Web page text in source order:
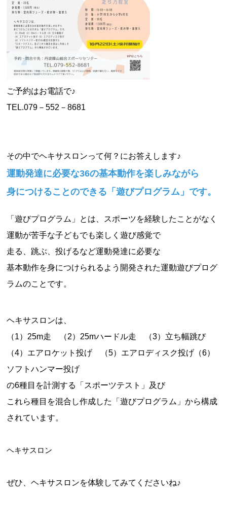
ご予約はお電話で♪
TEL.079－552－8681
その中でヘキサスロンって何？にお答えします♪
運動発達に必要な36の基本動作を楽しみながら
身につけることのできる「遊びプログラム」です。
「遊びプログラム」とは、スポーツを経験したことがなく
運動が苦手な子どもでも楽しく遊び感覚で
走る、跳ぶ、投げるなど運動発達に必要な
基本動作を身につけられるよう開発された運動遊びプログ
ラムのことです。
ヘキサスロンは、
（1）25m走 （2）25mハードル走 （3）立ち幅跳び
（4）エアロケット投げ （5）エアロディスク投げ（6）
ソフトハンマー投げ
の6種目を計測する「スポーツテスト」及び
これら種目を混合し作成した「遊びプログラム」から構成
されています。
ヘキサスロン
ぜひ、ヘキサスロンを体験してみてくださいね♪